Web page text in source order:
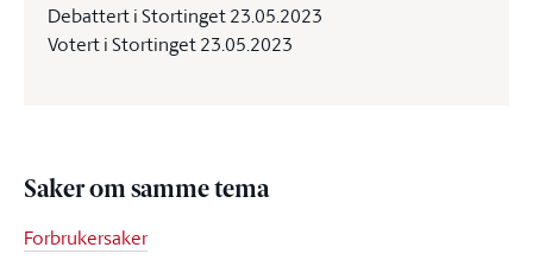
Debattert i Stortinget 23.05.2023
Votert i Stortinget 23.05.2023
Saker om samme tema
Forbrukersaker